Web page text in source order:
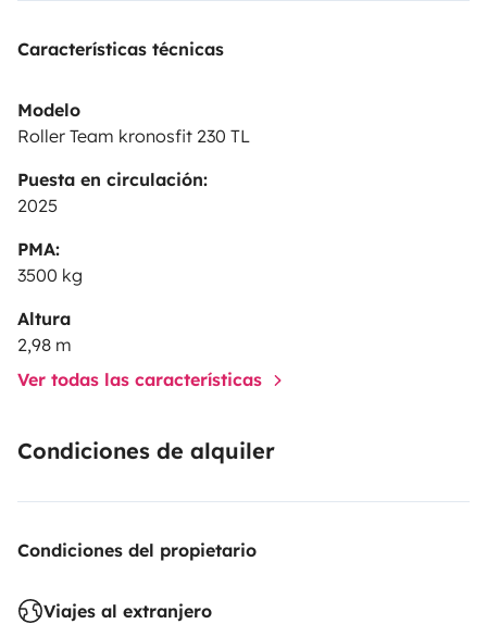
Características técnicas
Modelo
Roller Team kronosfit 230 TL
Puesta en circulación:
2025
PMA:
3500 kg
Altura
2,98 m
Ver todas las características
Condiciones de alquiler
Condiciones del propietario
Viajes al extranjero